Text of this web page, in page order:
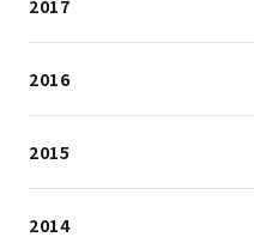
2017
2016
2015
2014